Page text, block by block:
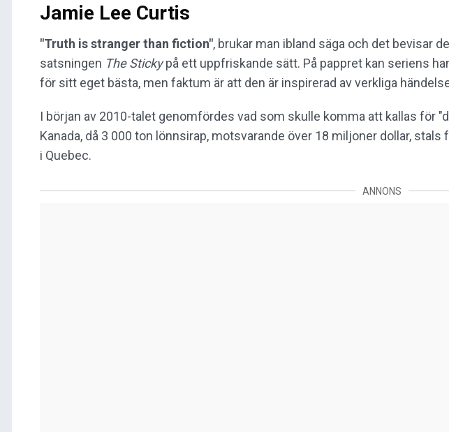
Jamie Lee Curtis
"Truth is stranger than fiction", brukar man ibland säga och det bevisar
satsningen The Stickypå ett uppfriskande sätt. På pappret kan seriens
för sitt eget bästa, men faktum är att den är inspirerad av verkliga
I början av 2010-talet genomfördes vad som skulle komma att kallas för
Kanada, då 3 000 ton lönnsirap, motsvarande över 18 miljoner dollar, stals
i Quebec.
ANNONS